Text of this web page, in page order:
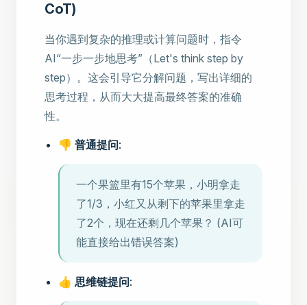
CoT)
当你遇到复杂的推理或计算问题时，指令
AI“一步一步地思考”（Let's think step by
step）。这会引导它分解问题，写出详细的
思考过程，从而大大提高最终答案的准确
性。
👎 普通提问:
一个果篮里有15个苹果，小明拿走
了1/3，小红又从剩下的苹果里拿走
了2个，现在还剩几个苹果？ (AI可
能直接给出错误答案)
👍 思维链提问: